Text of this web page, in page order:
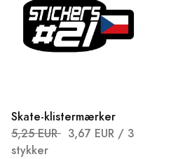
Skate-klistermærker
5,25 EUR 3,67 EUR / 3
stykker